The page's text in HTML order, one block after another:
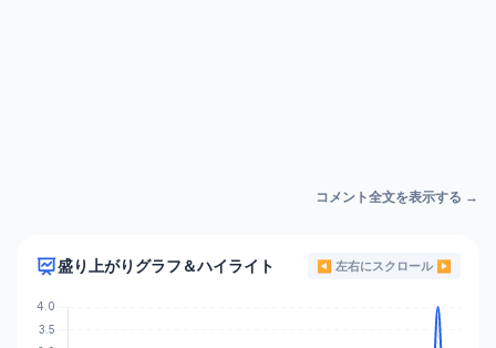
コメント全文を表示する →
盛り上がりグラフ＆ハイライト ◀ 左右にスクロール ▶